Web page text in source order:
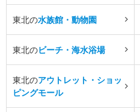
東北の水族館・動物園
東北のビーチ・海水浴場
東北のアウトレット・ショッ
ピングモール